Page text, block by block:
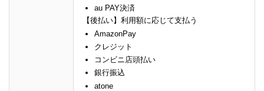
au PAY決済
【後払い】利用額に応じて支払う
AmazonPay
クレジット
コンビニ店頭払い
銀行振込
atone